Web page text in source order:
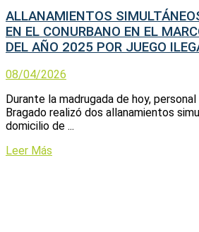
ALLANAMIENTOS
EN EL CONURBANO EN EL
DEL AÑO 2025 POR JUEGO
08/04/2026
Durante la madrugada de hoy, personal
Bragado realizó dos allanamientos
domicilio de ...
Leer Más